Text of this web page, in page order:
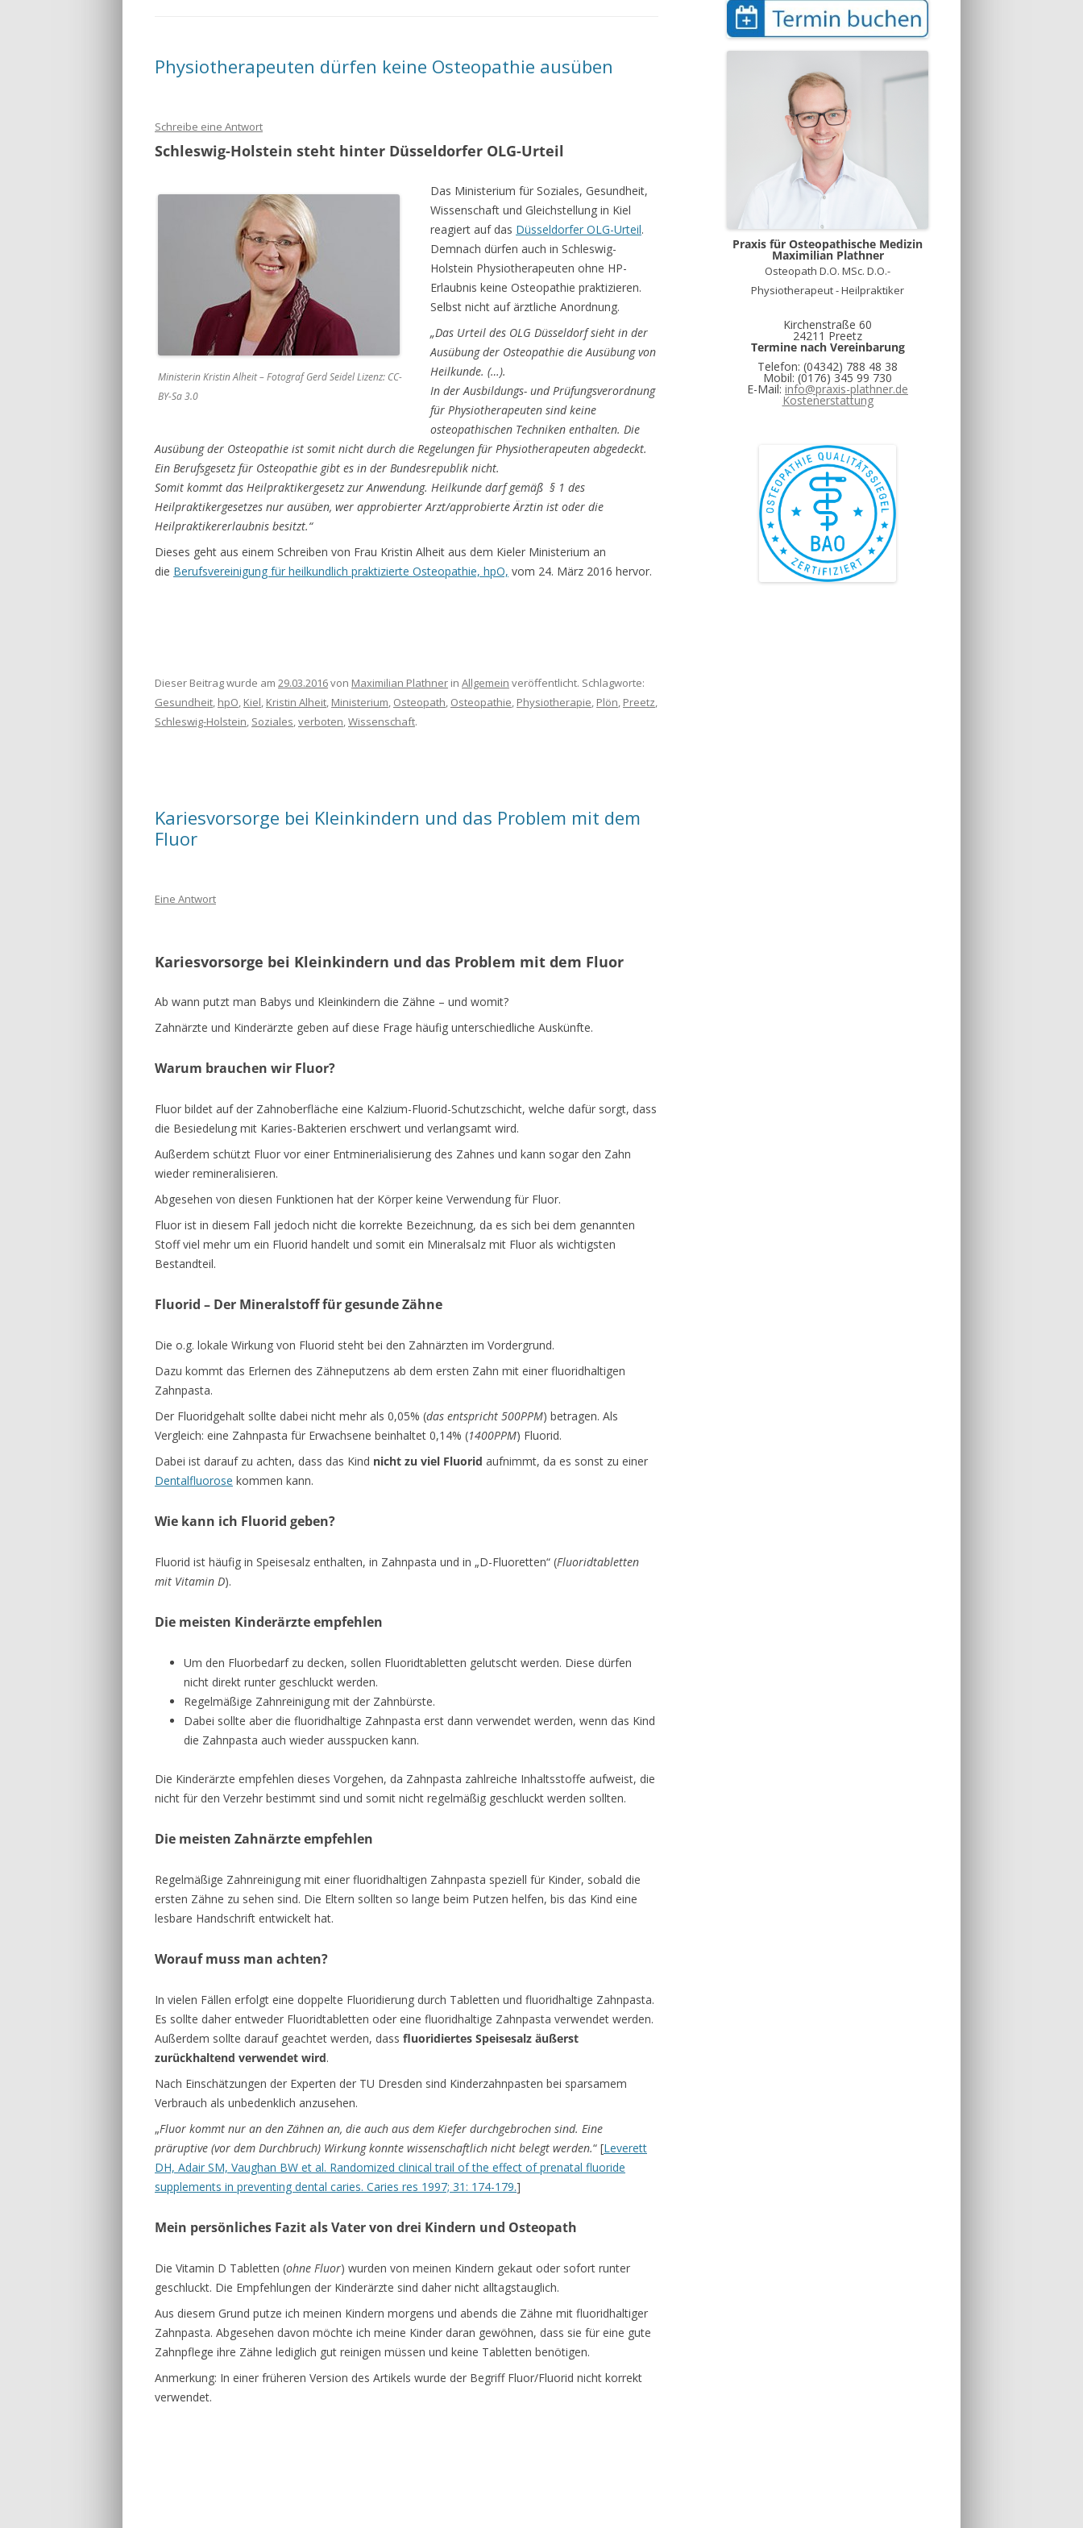
Physiotherapeuten dürfen keine Osteopathie ausüben
Schreibe eine Antwort
Schleswig-Holstein steht hinter Düsseldorfer OLG-Urteil
Ministerin Kristin Alheit – Fotograf Gerd Seidel Lizenz: CC-
BY-Sa 3.0
Das Ministerium für Soziales, Gesundheit,
Wissenschaft und Gleichstellung in Kiel
reagiert auf das Düsseldorfer OLG-Urteil.
Demnach dürfen auch in Schleswig-
Holstein Physiotherapeuten ohne HP-
Erlaubnis keine Osteopathie praktizieren.
Selbst nicht auf ärztliche Anordnung.
„Das Urteil des OLG Düsseldorf sieht in der
Ausübung der Osteopathie die Ausübung von
Heilkunde. (…).
In der Ausbildungs- und Prüfungsverordnung
für Physiotherapeuten sind keine
osteopathischen Techniken enthalten. Die
Ausübung der Osteopathie ist somit nicht durch die Regelungen für Physiotherapeuten abgedeckt.
Ein Berufsgesetz für Osteopathie gibt es in der Bundesrepublik nicht.
Somit kommt das Heilpraktikergesetz zur Anwendung. Heilkunde darf gemäß § 1 des
Heilpraktikergesetzes nur ausüben, wer approbierter Arzt/approbierte Ärztin ist oder die
Heilpraktikererlaubnis besitzt.“
Dieses geht aus einem Schreiben von Frau Kristin Alheit aus dem Kieler Ministerium an
die Berufsvereinigung für heilkundlich praktizierte Osteopathie, hpO, vom 24. März 2016 hervor.
Dieser Beitrag wurde am 29.03.2016von Maximilian Plathner in Allgemein veröffentlicht. Schlagworte:
Gesundheit, hpO, Kiel, Kristin Alheit, Ministerium, Osteopath, Osteopathie, Physiotherapie, Plön, Preetz,
Schleswig-Holstein, Soziales,verboten,Wissenschaft.
Kariesvorsorge bei Kleinkindern und das Problem mit dem
Fluor
Eine Antwort
Kariesvorsorge bei Kleinkindern und das Problem mit dem Fluor
Ab wann putzt man Babys und Kleinkindern die Zähne – und womit?
Zahnärzte und Kinderärzte geben auf diese Frage häufig unterschiedliche Auskünfte.
Warum brauchen wir Fluor?
Fluor bildet auf der Zahnoberfläche eine Kalzium-Fluorid-Schutzschicht, welche dafür sorgt, dass
die Besiedelung mit Karies-Bakterien erschwert und verlangsamt wird.
Außerdem schützt Fluor vor einer Entminerialisierung des Zahnes und kann sogar den Zahn
wieder remineralisieren.
Abgesehen von diesen Funktionen hat der Körper keine Verwendung für Fluor.
Fluor ist in diesem Fall jedoch nicht die korrekte Bezeichnung, da es sich bei dem genannten
Stoff viel mehr um ein Fluorid handelt und somit ein Mineralsalz mit Fluor als wichtigsten
Bestandteil.
Fluorid – Der Mineralstoff für gesunde Zähne
Die o.g. lokale Wirkung von Fluorid steht bei den Zahnärzten im Vordergrund.
Dazu kommt das Erlernen des Zähneputzens ab dem ersten Zahn mit einer fluoridhaltigen
Zahnpasta.
Der Fluoridgehalt sollte dabei nicht mehr als 0,05% (das entspricht 500PPM) betragen. Als
Vergleich: eine Zahnpasta für Erwachsene beinhaltet 0,14% (1400PPM) Fluorid.
Dabei ist darauf zu achten, dass das Kind nicht zu viel Fluorid aufnimmt, da es sonst zu einer
Dentalfluorose kommen kann.
Wie kann ich Fluorid geben?
Fluorid ist häufig in Speisesalz enthalten, in Zahnpasta und in „D-Fluoretten“ (Fluoridtabletten
mit Vitamin D).
Die meisten Kinderärzte empfehlen
Um den Fluorbedarf zu decken, sollen Fluoridtabletten gelutscht werden. Diese dürfen
nicht direkt runter geschluckt werden.
Regelmäßige Zahnreinigung mit der Zahnbürste.
Dabei sollte aber die fluoridhaltige Zahnpasta erst dann verwendet werden, wenn das Kind
die Zahnpasta auch wieder ausspucken kann.
Die Kinderärzte empfehlen dieses Vorgehen, da Zahnpasta zahlreiche Inhaltsstoffe aufweist, die
nicht für den Verzehr bestimmt sind und somit nicht regelmäßig geschluckt werden sollten.
Die meisten Zahnärzte empfehlen
Regelmäßige Zahnreinigung mit einer fluoridhaltigen Zahnpasta speziell für Kinder, sobald die
ersten Zähne zu sehen sind. Die Eltern sollten so lange beim Putzen helfen, bis das Kind eine
lesbare Handschrift entwickelt hat.
Worauf muss man achten?
In vielen Fällen erfolgt eine doppelte Fluoridierung durch Tabletten und fluoridhaltige Zahnpasta.
Es sollte daher entweder Fluoridtabletten oder eine fluoridhaltige Zahnpasta verwendet werden.
Außerdem sollte darauf geachtet werden, dass fluoridiertes Speisesalz äußerst
zurückhaltend verwendet wird.
Nach Einschätzungen der Experten der TU Dresden sind Kinderzahnpasten bei sparsamem
Verbrauch als unbedenklich anzusehen.
„Fluor kommt nur an den Zähnen an, die auch aus dem Kiefer durchgebrochen sind. Eine
präruptive (vor dem Durchbruch) Wirkung konnte wissenschaftlich nicht belegt werden.“ [Leverett
DH, Adair SM, Vaughan BW et al. Randomized clinical trail of the effect of prenatal fluoride
supplements in preventing dental caries. Caries res 1997; 31: 174-179.]
Mein persönliches Fazit als Vater von drei Kindern und Osteopath
Die Vitamin D Tabletten (ohne Fluor) wurden von meinen Kindern gekaut oder sofort runter
geschluckt. Die Empfehlungen der Kinderärzte sind daher nicht alltagstauglich.
Aus diesem Grund putze ich meinen Kindern morgens und abends die Zähne mit fluoridhaltiger
Zahnpasta. Abgesehen davon möchte ich meine Kinder daran gewöhnen, dass sie für eine gute
Zahnpflege ihre Zähne lediglich gut reinigen müssen und keine Tabletten benötigen.
Anmerkung: In einer früheren Version des Artikels wurde der Begriff Fluor/Fluorid nicht korrekt
verwendet.
Praxis für Osteopathische Medizin
Maximilian Plathner
Osteopath D.O. MSc. D.O.-
Physiotherapeut - Heilpraktiker
Kirchenstraße 60
24211 Preetz
Termine nach Vereinbarung
Telefon: (04342) 788 48 38
Mobil: (0176) 345 99 730
E-Mail: info@praxis-plathner.de
Kostenerstattung